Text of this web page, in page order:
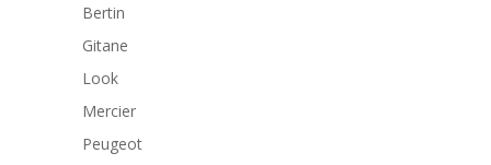
Bertin
Gitane
Look
Mercier
Peugeot